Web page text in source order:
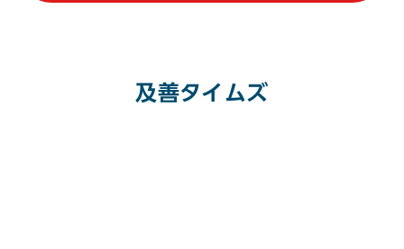
及善タイムズ